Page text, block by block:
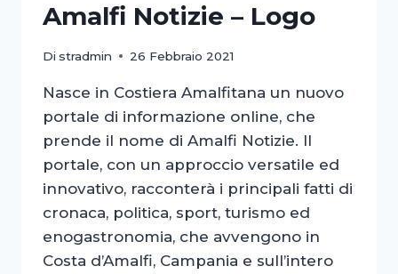
Amalfi Notizie – Logo
Di stradmin 26 Febbraio 2021
Nasce in Costiera Amalfitana un nuovo
portale di informazione online, che
prende il nome di Amalfi Notizie. Il
portale, con un approccio versatile ed
innovativo, racconterà i principali fatti di
cronaca, politica, sport, turismo ed
enogastronomia, che avvengono in
Costa d’Amalfi, Campania e sull’intero